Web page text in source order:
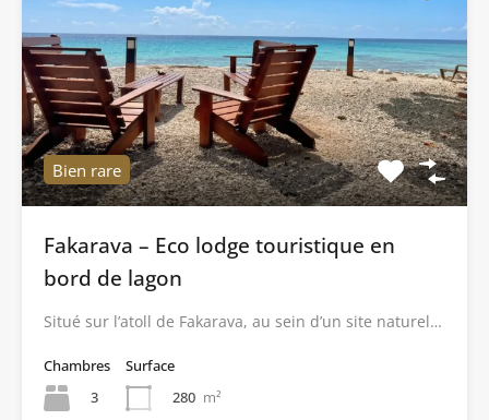
Bien rare
Fakarava – Eco lodge touristique en
bord de lagon
Situé sur l’atoll de Fakarava, au sein d’un site naturel…
Chambres
3
Surface
280 m²